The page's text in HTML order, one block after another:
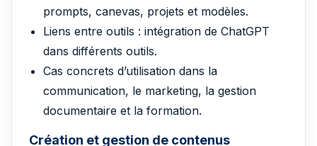
prompts, canevas, projets et modèles.
Liens entre outils : intégration de ChatGPT
dans différents outils.
Cas concrets d’utilisation dans la
communication, le marketing, la gestion
documentaire et la formation.
Création et gestion de contenus